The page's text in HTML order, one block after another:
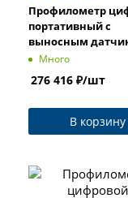
Профилометр
портативный с
выносным
1804-6315 Dasqua
Много
276 416 ₽/шт
В корзину